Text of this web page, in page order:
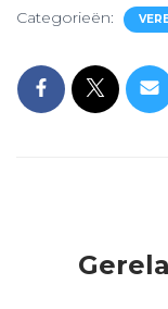
Categorieën: